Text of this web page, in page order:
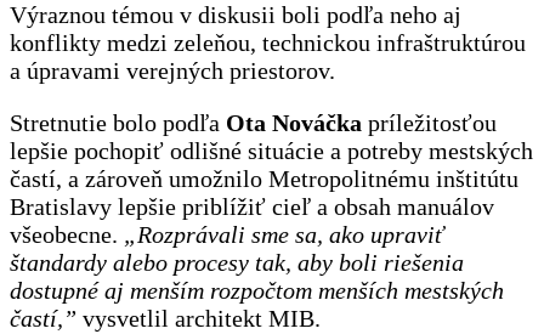
Výraznou témou v diskusii boli podľa neho aj
konflikty medzi zeleňou, technickou infraštruktúrou
a úpravami verejných priestorov.
Stretnutie bolo podľa Ota Nováčka príležitosťou
lepšie pochopiť odlišné situácie a potreby mestských
častí, a zároveň umožnilo Metropolitnému inštitútu
Bratislavy lepšie priblížiť cieľ a obsah manuálov
všeobecne. „Rozprávali sme sa, ako upraviť
štandardy alebo procesy tak, aby boli riešenia
dostupné aj menším rozpočtom menších mestských
častí,” vysvetlil architekt MIB.